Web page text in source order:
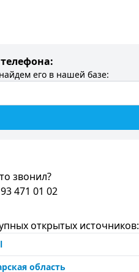
его в нашей базе:
звонил?
471 01 02
открытых источников:
область